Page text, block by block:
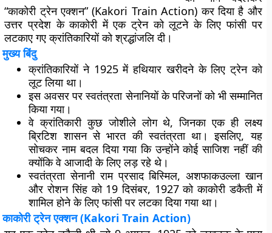
“काकोरी ट्रेन एक्शन” (Kakori Train Action) कर दिया है और
उत्तर प्रदेश के काकोरी में एक ट्रेन को लूटने के लिए फांसी पर
लटकाए गए क्रांतिकारियों को श्रद्धांजलि दी।
मुख्य बिंदु
क्रांतिकारियों ने 1925 में हथियार खरीदने के लिए ट्रेन को
लूट लिया था।
इस अवसर पर स्वतंत्रता सेनानियों के परिजनों को भी सम्मानित
किया गया।
वे क्रांतिकारी कुछ जोशीले लोग थे, जिनका एक ही लक्ष्य
ब्रिटिश शासन से भारत की स्वतंत्रता था। इसलिए, यह
सोचकर नाम बदल दिया गया कि उन्होंने कोई साजिश नहीं की
क्योंकि वे आजादी के लिए लड़ रहे थे।
स्वतंत्रता सेनानी राम प्रसाद बिस्मिल, अशफाकउल्ला खान
और रोशन सिंह को 19 दिसंबर, 1927 को काकोरी डकैती में
शामिल होने के लिए फांसी पर लटका दिया गया था।
काकोरी ट्रेन एक्शन (Kakori Train Action)